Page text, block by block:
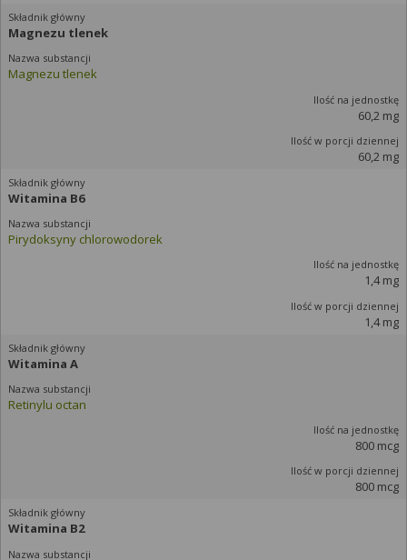
Magnezu tlenek
Magnezu tlenek
60,2 mg
60,2 mg
Witamina B6
Pirydoksyny chlorowodorek
1,4 mg
1,4 mg
Witamina A
Retinylu octan
800 mcg
800 mcg
Witamina B2